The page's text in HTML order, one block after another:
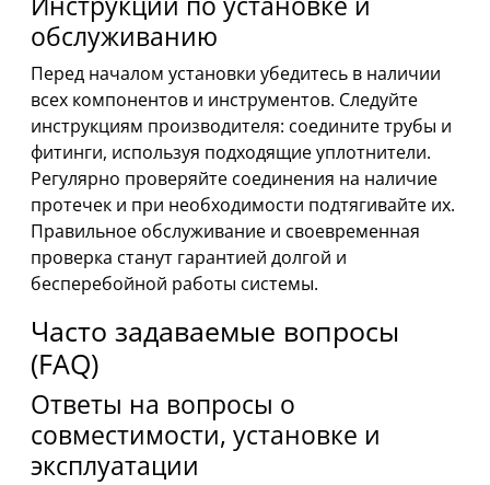
обслуживанию
Перед началом установки убедитесь в наличии
всех компонентов и инструментов. Следуйте
инструкциям производителя: соедините трубы и
фитинги, используя подходящие уплотнители.
Регулярно проверяйте соединения на наличие
протечек и при необходимости подтягивайте их.
Правильное обслуживание и своевременная
проверка станут гарантией долгой и
бесперебойной работы системы.
Часто задаваемые вопросы
(FAQ)
Ответы на вопросы о
совместимости, установке и
эксплуатации